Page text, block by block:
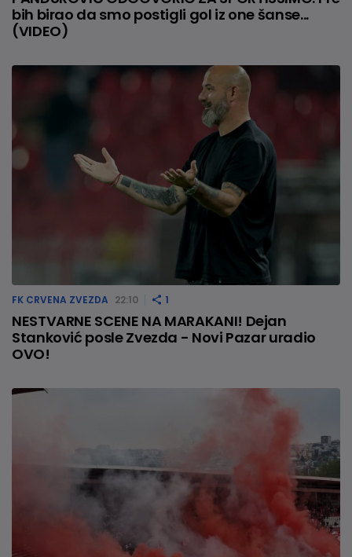
bih birao da smo postigli gol iz one šanse...
(VIDEO)
FK CRVENA ZVEZDA 22:10 1
NESTVARNE SCENE NA MARAKANI! Dejan
Stanković posle Zvezda - Novi Pazar uradio
OVO!